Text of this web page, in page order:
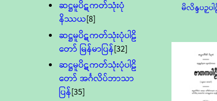
ဆဋ္ဌမူပိဋကတ်သုံးပုံ
နိဿယ[8]
ဆဋ္ဌမူပိဋကတ်သုံးပုံပါဠိ
တော် မြန်မာပြန်[32]
ဆဋ္ဌမူပိဋကတ်သုံးပုံပါဠိ
တော် အင်္ဂလိပ်ဘာသာ
ပြန်[35]
မိလိန္ဒပဉှပ